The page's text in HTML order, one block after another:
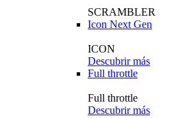
SCRAMBLER
Icon Next Gen
ICON
Descubrir más
Full throttle
Full throttle
Descubrir más